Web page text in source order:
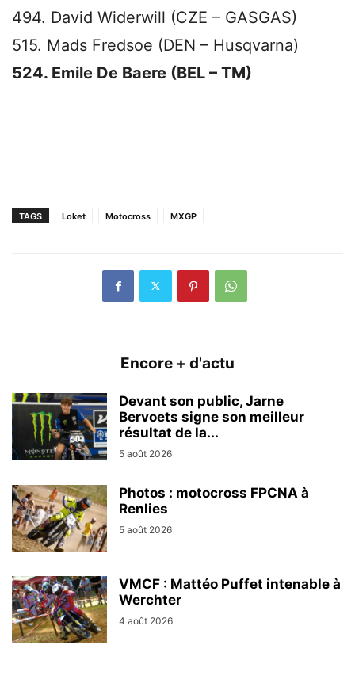
494. David Widerwill (CZE – GASGAS)
515. Mads Fredsoe (DEN – Husqvarna)
524. Emile De Baere (BEL – TM)
TAGS Loket Motocross MXGP
Encore + d'actu
Devant son public, Jarne
Bervoets signe son meilleur
résultat de la...
5 août 2026
Photos : motocross FPCNA à
Renlies
5 août 2026
VMCF : Mattéo Puffet intenable à
Werchter
4 août 2026